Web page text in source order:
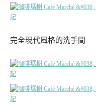
完全現代風格的洗手間